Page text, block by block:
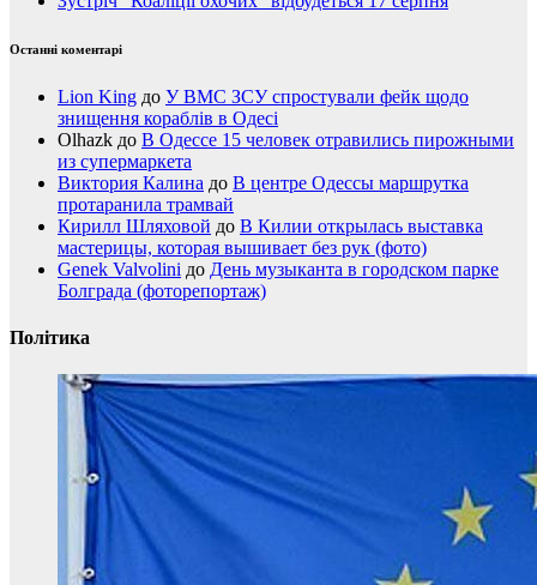
Останні коментарі
Lion King до У ВМС ЗСУ спростували фейк щодо
знищення кораблів в Одесі
Olhazk до В Одессе 15 человек отравились пирожными
из супермаркета
Виктория Калина до В центре Одессы маршрутка
протаранила трамвай
Кирилл Шляховой до В Килии открылась выставка
мастерицы, которая вышивает без рук (фото)
Genek Valvolini до День музыканта в городском парке
Болграда (фоторепортаж)
Політика